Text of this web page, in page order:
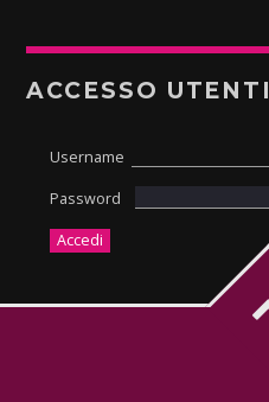
ACCESSO UTENTI
Username
Password